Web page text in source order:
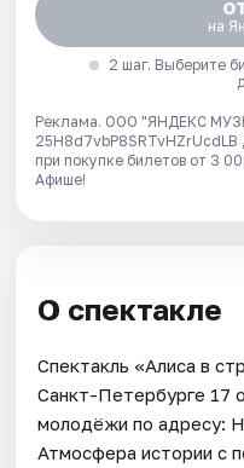
на
2 шаг. Выберите
Реклама. ООО "ЯНДЕКС
25H8d7vbP8SRTvHZrUcdLB
при покупке билетов от 3
Афише!
О спектакле
Спектакль «Алиса в
Санкт-Петербурге 17
молодёжи по адресу:
Атмосфера истории с